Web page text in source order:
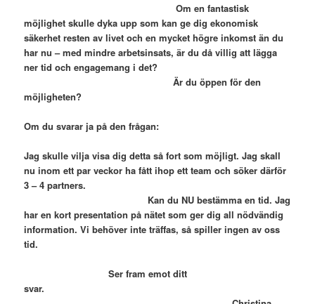
Om en fantastisk
möjlighet skulle dyka upp som kan ge dig ekonomisk
säkerhet resten av livet och en mycket högre inkomst än du
har nu – med mindre arbetsinsats, är du då villig att lägga
ner tid och engagemang i det?
Är du öppen för den
möjligheten?
Om du svarar ja på den frågan:
Jag skulle vilja visa dig detta så fort som möjligt. Jag skall
nu inom ett par veckor ha fått ihop ett team och söker därför
3 – 4 partners.
Kan du NU bestämma en tid. Jag
har en kort presentation på nätet som ger dig all nödvändig
information. Vi behöver inte träffas, så spiller ingen av oss
tid.
Ser fram emot ditt
svar.